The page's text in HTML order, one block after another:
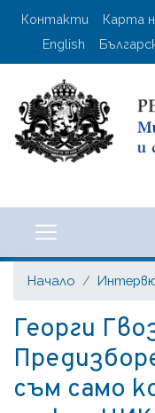
User account
Контакти Карта
English
Начало
Георги
съм само